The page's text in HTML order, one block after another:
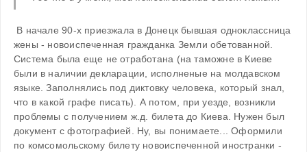
жены - новоиспеченная гражданка Земли обетованной.
Система была еще не отработана (на таможне в Киеве
были в наличии декларации, исполненые на молдавском
языке. Заполнялись под диктовку человека, который знал,
что в какой графе писать). А потом, при уезде, возникли
проблемы с получением ж.д. билета до Киева. Нужен был
документ с фотографией. Ну, вы понимаете... Оформили
по комсомольскому билету новоиспеченной иностранки -